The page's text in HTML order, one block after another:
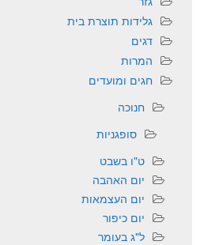
גלידות תוצרת בית
דגים
המרות
חגים ומועדים
חנוכה
סופגניות
ט"ו בשבט
יום האהבה
יום העצמאות
יום כיפור
ל"ג בעומר